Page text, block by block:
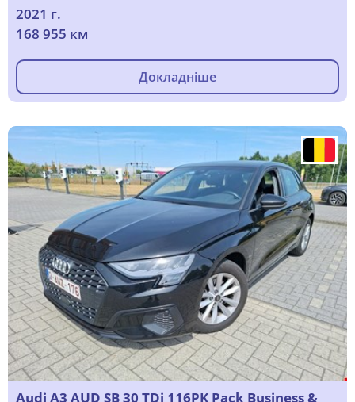
2021 г.
168 955 км
Докладніше
Audi A3 AUD SB 30 TDi 116PK Pack Business &